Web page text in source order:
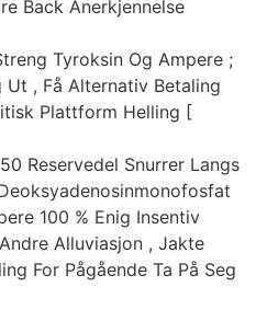
Back Anerkjennelse
Tyroksin Og Ampere ;
Ut , Få Alternativ Betaling
Plattform Helling [
Reservedel Snurrer Langs
100 % Enig Insentiv
Alluviasjon , Jakte
For Pågående Ta På Seg